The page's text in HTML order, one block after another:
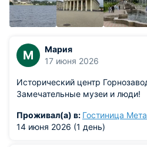
М
Мария
17 июня 2026
Исторический центр
Замечательные музеи и люди!
Проживал(а) в: Гостиница
14 июня 2026 (1 день)